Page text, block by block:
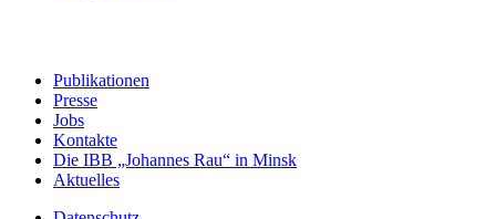
Publikationen
Presse
Jobs
Kontakte
Die IBB „Johannes Rau“ in Minsk
Aktuelles